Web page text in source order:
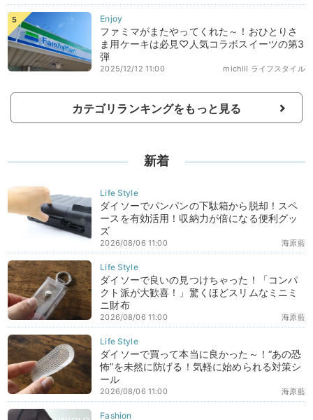
ファミマがまたやってくれた～！おひとりさ
ま用ケーキは必見♡人気コラボスイーツの第3
弾
michill ライフスタイル
2025/12/12 11:00
カテゴリランキングをもっと見る
新着
ダイソーでパンパンの下駄箱から脱却！スペ
ースを有効活用！収納力が倍になる便利グッ
ズ
海原藍
2026/08/06 11:00
ダイソーで良いの見つけちゃった！「コンパ
クト派が大歓喜！」驚くほどスリムなミニミ
ニ財布
海原藍
2026/08/06 11:00
ダイソーで買って本当に良かった～！“あの恐
怖”を未然に防げる！気軽に始められる対策シ
ール
海原藍
2026/08/06 11:00